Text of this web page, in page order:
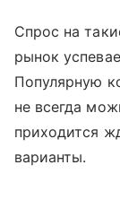
Спрос на
рынок
Популярную
не всегда
приходится
варианты.